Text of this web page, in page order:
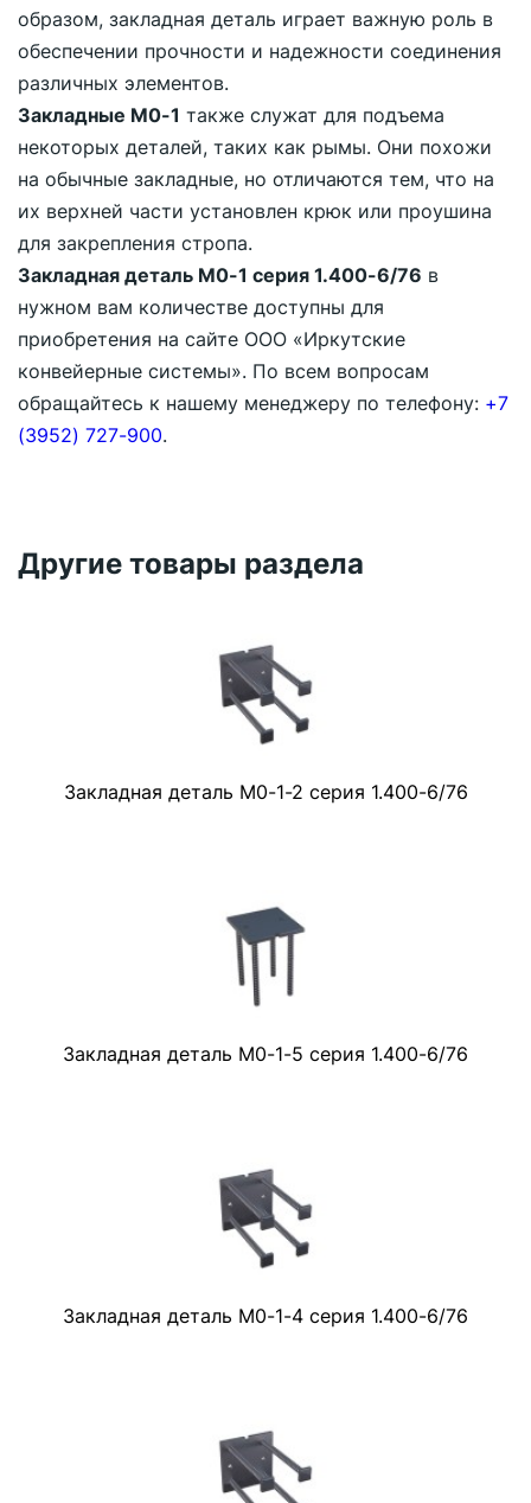
образом, закладная деталь играет важную роль в
обеспечении прочности и надежности соединения
различных элементов.
Закладные М0-1 также служат для подъема
некоторых деталей, таких как рымы. Они похожи
на обычные закладные, но отличаются тем, что на
их верхней части установлен крюк или проушина
для закрепления стропа.
Закладная деталь М0-1 серия 1.400-6/76 в
нужном вам количестве доступны для
приобретения на сайте ООО «Иркутские
конвейерные системы». По всем вопросам
обращайтесь к нашему менеджеру по телефону: +7
(3952) 727-900.
Другие товары раздела
Закладная деталь М0-1-2 серия 1.400-6/76
Закладная деталь М0-1-5 серия 1.400-6/76
Закладная деталь М0-1-4 серия 1.400-6/76